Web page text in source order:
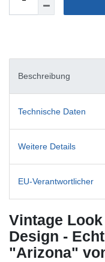
Beschreibung
Technische Daten
Weitere Details
EU-Verantwortlicher
Vintage
Design -
"Arizona"